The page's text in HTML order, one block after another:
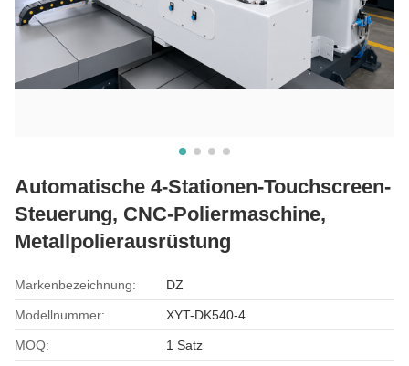
Automatische 4-Stationen-Touchscreen-
Steuerung, CNC-Poliermaschine,
Metallpolierausrüstung
Markenbezeichnung: DZ
Modellnummer: XYT-DK540-4
MOQ: 1 Satz